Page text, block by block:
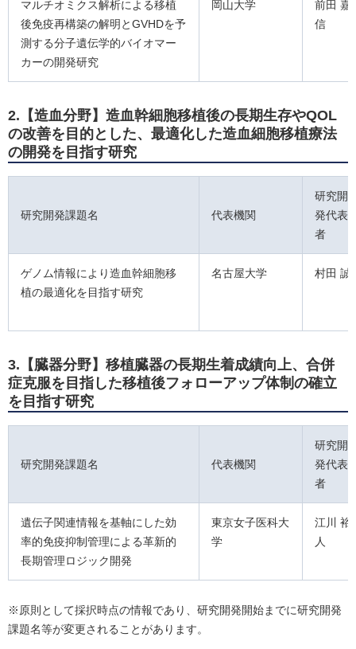
マルチオミクス解析による移植
後免疫再構築の解明とGVHDを予
測する分子遺伝学的バイオマー
カーの開発研究
岡山大学
前田 嘉
信
2.【造血分野】造血幹細胞移植後の長期生存やQOL
の改善を目的とした、最適化した造血細胞移植療法
の開発を目指す研究
研究開発課題名 代表機関
研究開
発代表
者
ゲノム情報により造血幹細胞移
植の最適化を目指す研究
名古屋大学 村田 誠
3.【臓器分野】移植臓器の長期生着成績向上、合併
症克服を目指した移植後フォローアップ体制の確立
を目指す研究
研究開発課題名 代表機関
研究開
発代表
者
遺伝子関連情報を基軸にした効
率的免疫抑制管理による革新的
長期管理ロジック開発
東京女子医科大
学
江川 裕
人
※原則として採択時点の情報であり、研究開発開始までに研究開発
課題名等が変更されることがあります。